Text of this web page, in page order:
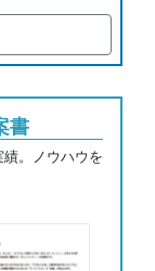
書
。ノウハウを